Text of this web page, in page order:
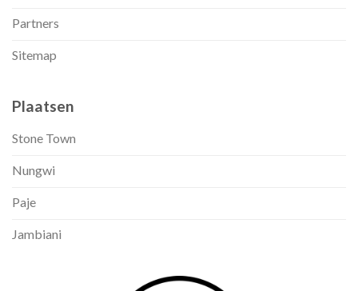
Partners
Sitemap
Plaatsen
Stone Town
Nungwi
Paje
Jambiani